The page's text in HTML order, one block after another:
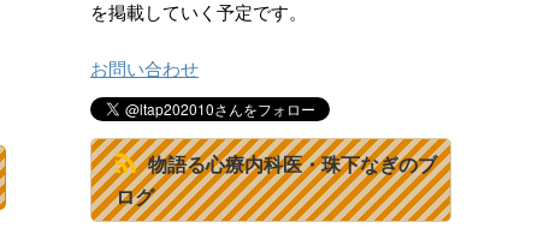
を掲載していく予定です。
お問い合わせ
物語る心療内科医・珠下なぎのブ
ログ